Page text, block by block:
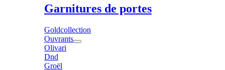
Garnitures de portes
Goldcollection
Ouvrants
Olivari
Dnd
Groël